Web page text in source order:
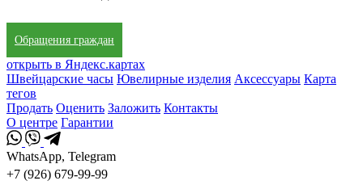
Обращения граждан
открыть в Яндекс.картах
Швейцарские часы Ювелирные изделия Аксессуары Карта
тегов
Продать Оценить Заложить Контакты
О центре Гарантии
WhatsApp, Telegram
+7 (926) 679-99-99